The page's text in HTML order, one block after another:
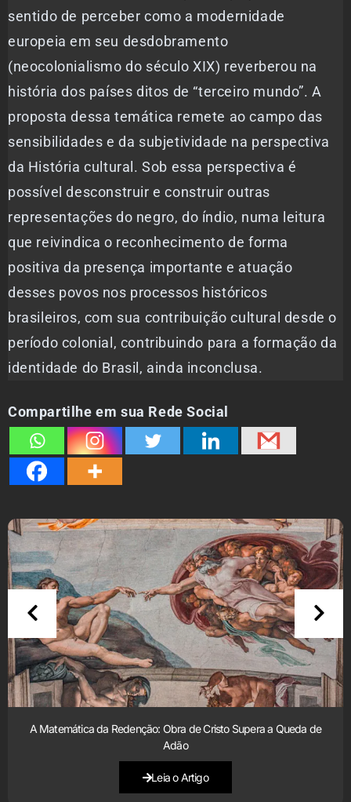
sentido de perceber como a modernidade
europeia em seu desdobramento
(neocolonialismo do século XIX) reverberou na
história dos países ditos de “terceiro mundo”. A
proposta dessa temática remete ao campo das
sensibilidades e da subjetividade na perspectiva
da História cultural. Sob essa perspectiva é
possível desconstruir e construir outras
representações do negro, do índio, numa leitura
que reivindica o reconhecimento de forma
positiva da presença importante e atuação
desses povos nos processos históricos
brasileiros, com sua contribuição cultural desde o
período colonial, contribuindo para a formação da
identidade do Brasil, ainda inconclusa.
Compartilhe em sua Rede Social
A Matemática da Redenção: Obra de Cristo Supera a Queda de
Adão
Leia o Artigo